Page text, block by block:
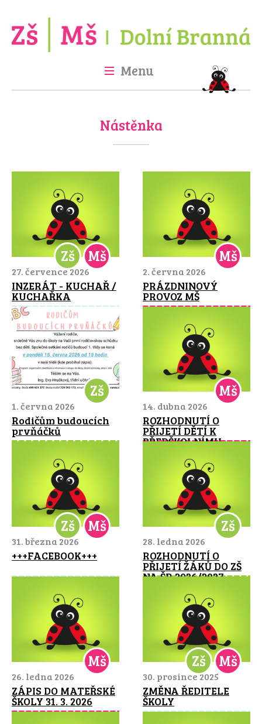
Menu
Úvod Škola Školka
Fotogalerie
Nástěnka
Mš
Zš
27. července 2026
INZERÁT - KUCHAŘ /
KUCHAŘKA
Mš
2. června 2026
PRÁZDNINOVÝ
PROVOZ MŠ
Zš
1. června 2026
Rodičům budoucích
prvňáčků
Mš
14. dubna 2026
ROZHODNUTÍ O
PŘIJETÍ DĚTÍ K
PŘEDŠKOLNÍMU
2026-2027
Mš
Zš
31. března 2026
+++FACEBOOK+++
Zš
28. ledna 2026
ROZHODNUTÍ O
PŘIJETÍ ŽÁKŮ DO ZŠ
NA ŠR 2026/2027
Mš
26. ledna 2026
ZÁPIS DO MATEŘSKÉ
ŠKOLY 31. 3. 2026
Mš
Zš
30. prosince 2025
ZMĚNA ŘEDITELE
ŠKOLY